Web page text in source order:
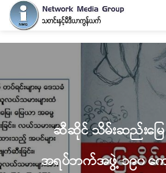
ဆီဆိုင် သိမ်းဆည်းမြေ
အရပ်ဘက်အဖွဲ့ ၁၉၀ ကျ